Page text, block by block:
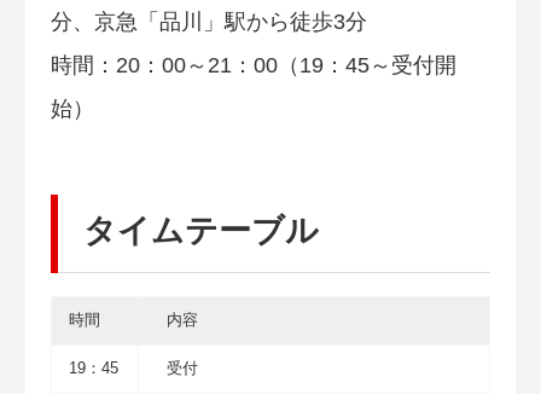
分、京急「品川」駅から徒歩3分
時間：20：00～21：00（19：45～受付開
始）
タイムテーブル
時間 内容
19：45 受付